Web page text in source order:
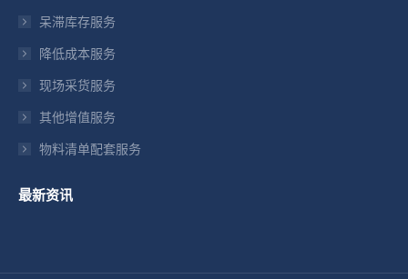
呆滞库存服务
降低成本服务
现场采货服务
其他增值服务
物料清单配套服务
最新资讯